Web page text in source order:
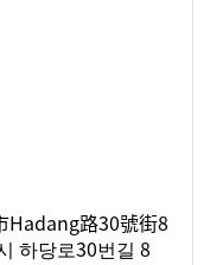
Hadang路30號街8
하당로30번길 8